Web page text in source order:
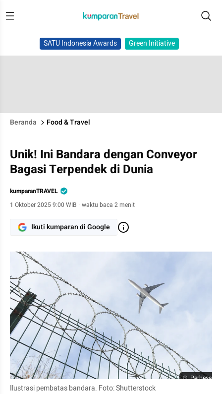
SATU Indonesia Awards Green Initiative
Beranda Food & Travel
Unik! Ini Bandara dengan Conveyor
Bagasi Terpendek di Dunia
kumparanTRAVEL
1 Oktober 2025 9:00 WIB · waktu baca 2 menit
Ikuti kumparan di Google
Perbesar
Ilustrasi pembatas bandara. Foto: Shutterstock